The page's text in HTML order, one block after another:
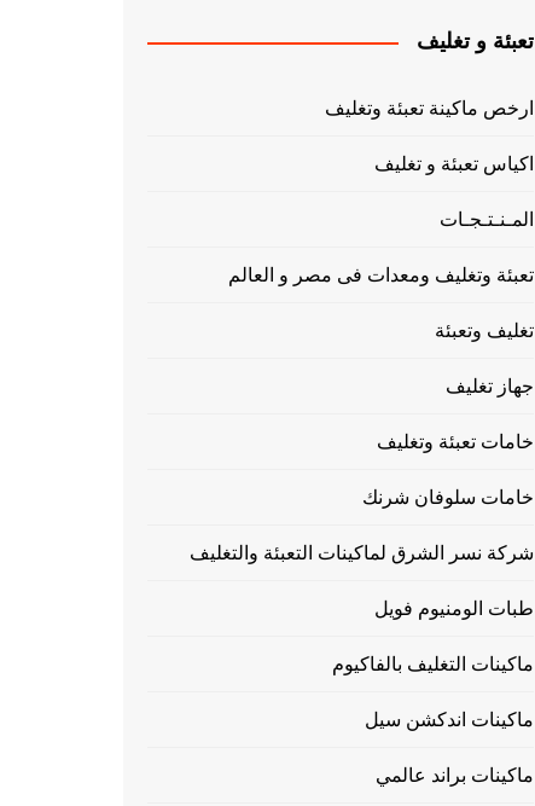
تعبئة و تغليف
ارخص ماكينة تعبئة وتغليف
اكياس تعبئة و تغليف
المـنـتـجـات
تعبئة وتغليف ومعدات فى مصر و العالم
تغليف وتعبئة
جهاز تغليف
خامات تعبئة وتغليف
خامات سلوفان شرنك
شركة نسر الشرق لماكينات التعبئة والتغليف
طبات الومنيوم فويل
ماكينات التغليف بالفاكيوم
ماكينات اندكشن سيل
ماكينات براند عالمي